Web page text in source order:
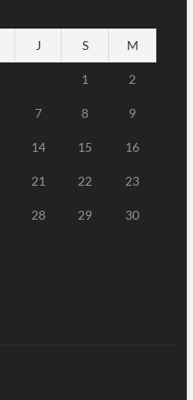
J S M
1 2
7 8 9
14 15 16
21 22 23
28 29 30